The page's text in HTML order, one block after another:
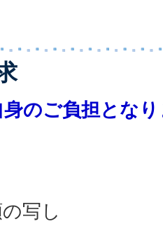
のご負担とな
写し